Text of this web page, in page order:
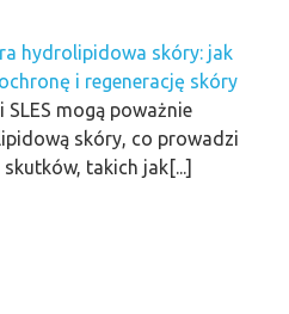
hydrolipidowa skóry: jak
i regenerację skóry
SLES mogą poważnie
skóry, co prowadzi
takich jak[...]